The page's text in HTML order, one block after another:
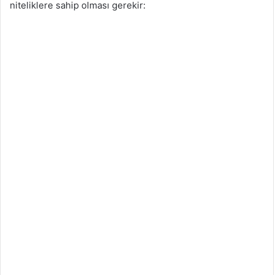
niteliklere sahip olması gerekir: